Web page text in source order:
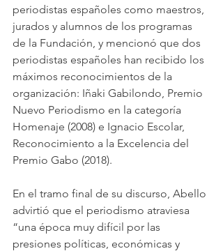
periodistas españoles como maestros,
jurados y alumnos de los programas
de la Fundación, y mencionó que dos
periodistas españoles han recibido los
máximos reconocimientos de la
organización: Iñaki Gabilondo, Premio
Nuevo Periodismo en la categoría
Homenaje (2008) e Ignacio Escolar,
Reconocimiento a la Excelencia del
Premio Gabo (2018).
En el tramo final de su discurso, Abello
advirtió que el periodismo atraviesa
“una época muy difícil por las
presiones políticas, económicas y